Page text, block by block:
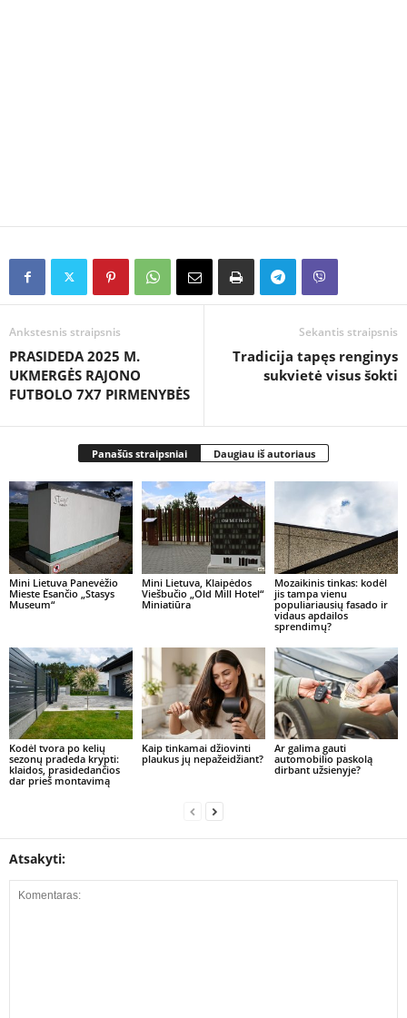
Ankstesnis straipsnis
PRASIDEDA 2025 M.
UKMERGĖS RAJONO
FUTBOLO 7X7 PIRMENYBĖS
Sekantis straipsnis
Tradicija tapęs renginys
sukvietė visus šokti
Panašūs straipsniai Daugiau iš autoriaus
Mini Lietuva Panevėžio
Mieste Esančio „Stasys
Museum“
Mini Lietuva, Klaipėdos
Viešbučio „Old Mill Hotel“
Miniatiūra
Mozaikinis tinkas: kodėl
jis tampa vienu
populiariausių fasado ir
vidaus apdailos
sprendimų?
Kodėl tvora po kelių
sezonų pradeda krypti:
klaidos, prasidedančios
dar prieš montavimą
Kaip tinkamai džiovinti
plaukus jų nepažeidžiant?
Ar galima gauti
automobilio paskolą
dirbant užsienyje?
Atsakyti: